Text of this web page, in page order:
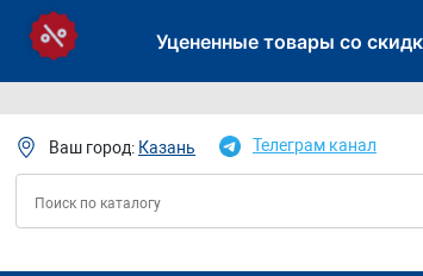
Уцененные товары со
Ваш город: Казань Телеграм канал